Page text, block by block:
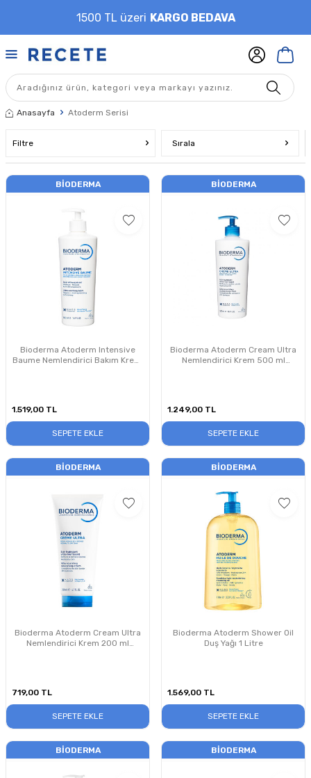
1500 TL üzeri KARGO BEDAVA
Anasayfa Atoderm Serisi
Filtre Sırala
BIODERMA
Bioderma Atoderm Intensive
Baume Nemlendirici Bakım Kremi
1.519,00 TL
SEPETE EKLE
BIODERMA
Bioderma Atoderm Cream Ultra
Nemlendirici Krem 500 ml
1.249,00 TL
SEPETE EKLE
BIODERMA
Bioderma Atoderm Cream Ultra
Nemlendirici Krem 200 ml
719,00 TL
SEPETE EKLE
BIODERMA
Bioderma Atoderm Shower Oil
Duş Yağı 1 Litre
1.569,00 TL
SEPETE EKLE
BIODERMA BIODERMA